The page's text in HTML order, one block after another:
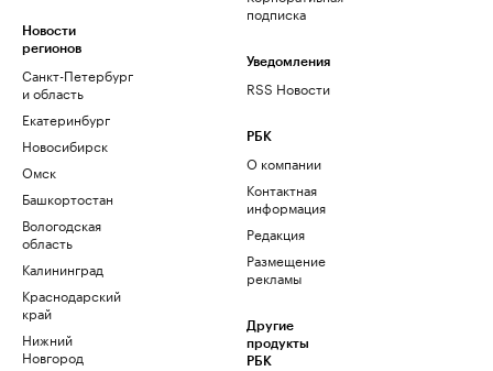
Новости
регионов
Санкт-Петербург
и область
Екатеринбург
Новосибирск
Омск
Башкортостан
Вологодская
область
Калининград
Краснодарский
край
Нижний
Новгород
подписка
Уведомления
RSS Новости
РБК
О компании
Контактная
информация
Редакция
Размещение
рекламы
Другие
продукты
РБК